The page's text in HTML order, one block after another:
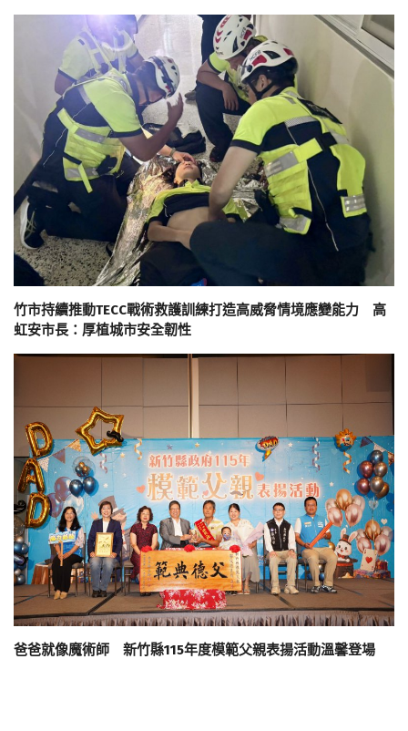
竹市持續推動TECC戰術救護訓練打造高威脅情境應變能力 高
虹安市長：厚植城市安全韌性
爸爸就像魔術師 新竹縣115年度模範父親表揚活動溫馨登場